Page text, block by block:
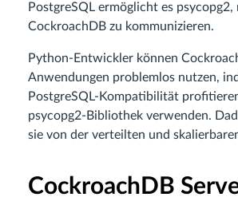
PostgreSQL ermöglicht es
CockroachDB zu kommunizieren.
Python-Entwickler können
Anwendungen problemlos nutzen,
PostgreSQL-Kompatibilität
psycopg2-Bibliothek verwenden.
sie von der verteilten und
CockroachDB